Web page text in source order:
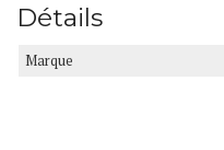
Détails
Marque